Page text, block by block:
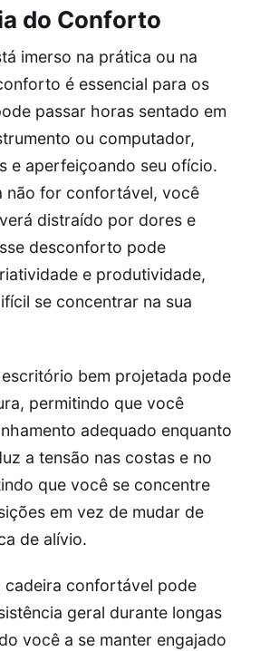
do Conforto
imerso na prática ou na
é essencial para os
passar horas sentado em
ou computador,
e aperfeiçoando seu ofício.
não for confortável, você
distraído por dores e
desconforto pode
e produtividade,
se concentrar na sua
bem projetada pode
permitindo que você
adequado enquanto
a tensão nas costas e no
que você se concentre
em vez de mudar de
de alívio.
cadeira confortável pode
geral durante longas
você a se manter engajado